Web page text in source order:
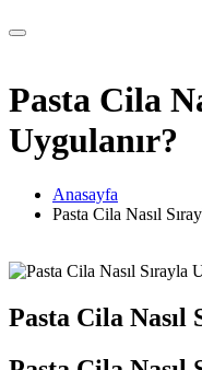
Pasta Cila
Uygulanır?
Anasayfa
Pasta Cila Nasıl
Pasta Cila Nasıl